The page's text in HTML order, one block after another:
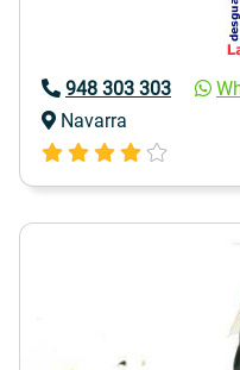
948 303 303
Navarra